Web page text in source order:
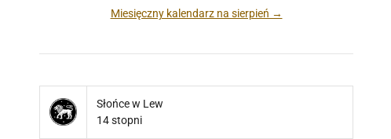
Miesięczny kalendarz na sierpień →
Słońce w Lew
14 stopni